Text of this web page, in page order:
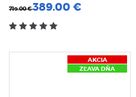
719.00 €389.00 €
AKCIA
ZĽAVA DŇA